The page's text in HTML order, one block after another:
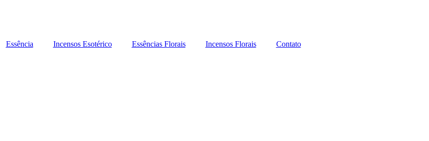
Essência Incensos Esotérico Essências Florais Incensos Florais Contato